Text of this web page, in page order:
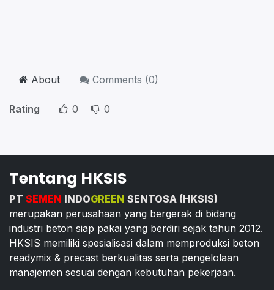
About Comments (0)
Rating 0 0
Tentang HKSIS
PT SEMEN INDOGREEN SENTOSA (HKSIS)
merupakan perusahaan yang bergerak di bidang
industri beton siap pakai yang berdiri sejak tahun 2012.
HKSIS memiliki spesialisasi dalam memproduksi beton
readymix & precast berkualitas serta pengelolaan
manajemen sesuai dengan kebutuhan pekerjaan.